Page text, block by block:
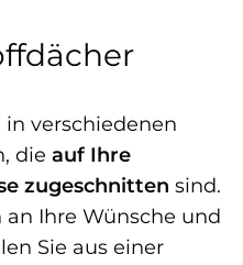
in verschiedenen
die auf Ihre
zugeschnitten sind.
an Ihre Wünsche und
Sie aus einer